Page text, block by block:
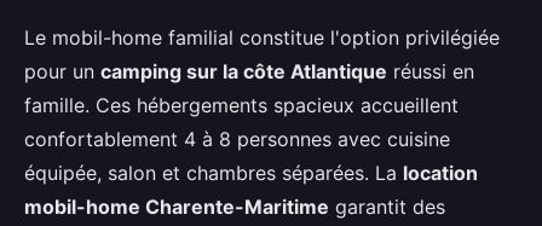
Le mobil-home familial constitue l'option privilégiée
pour un camping sur la côte Atlantique réussi en
famille. Ces hébergements spacieux accueillent
confortablement 4 à 8 personnes avec cuisine
équipée, salon et chambres séparées. La location
mobil-home Charente-Maritime garantit des